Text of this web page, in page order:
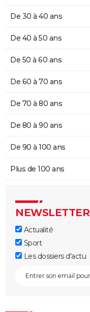
De 30 à 40 ans
De 40 à 50 ans
De 50 à 60 ans
De 60 à 70 ans
De 70 à 80 ans
De 80 à 90 ans
De 90 à 100 ans
Plus de 100 ans
Actualité
Sport
Les dossiers d'actu